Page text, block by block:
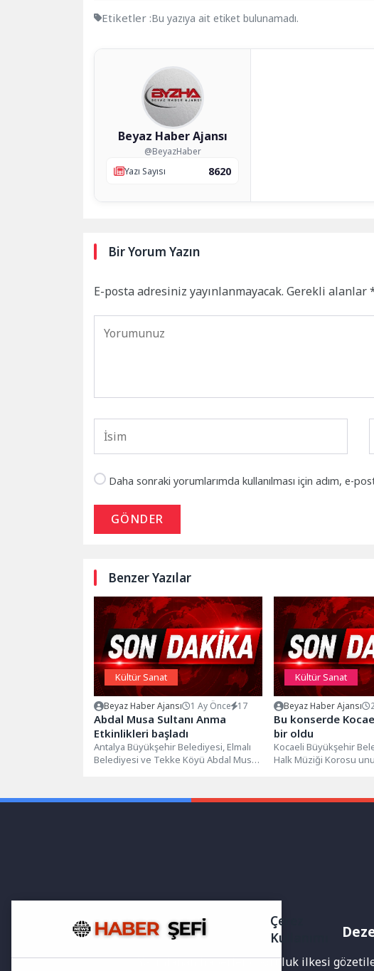
Etiketler :Bu yazıya ait etiket bulunamadı.
Beyaz Haber Ajansı
@BeyazHaber
Yazı Sayısı
8620
Bir Yorum Yazın
E-posta adresiniz yayınlanmayacak. Gerekli alanlar
Daha sonraki yorumlarımda kullanılması için adım, e-
GÖNDER
Benzer Yazılar
Kültür Sanat
Beyaz Haber Ajansı 1 Ay Önce 17
Abdal Musa Sultanı Anma
Etkinlikleri başladı
Antalya Büyükşehir Belediyesi, Elmalı
Belediyesi ve Tekke Köyü Abdal Musa
Kültür Sanat
Beyaz Haber Ajansı
Bu konserde
bir oldu
Kocaeli Büyükşehir
Halk Müziği Korosu
Yayınlanan haberler doğruluk ilkesi
Çerez
Kullanımı